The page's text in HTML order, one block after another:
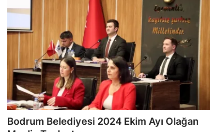
Eğitim
Aktüel Magazin
Hakkımızda
İletişim
Asayiş
Çevre
Bodrum Belediyesi 2024 Ekim Ayı Olağan